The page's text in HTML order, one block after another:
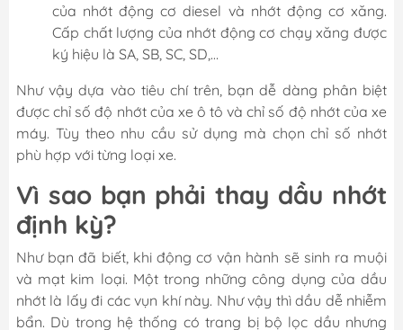
của nhớt động cơ diesel và nhớt động cơ xăng.
Cấp chất lượng của nhớt động cơ chạy xăng được
ký hiệu là SA, SB, SC, SD,…
Như vậy dựa vào tiêu chí trên, bạn dễ dàng phân biệt
được chỉ số độ nhớt của xe ô tô và chỉ số độ nhớt của xe
máy. Tùy theo nhu cầu sử dụng mà chọn chỉ số nhớt
phù hợp với từng loại xe.
Vì sao bạn phải thay dầu nhớt
định kỳ?
Như bạn đã biết, khi động cơ vận hành sẽ sinh ra muội
và mạt kim loại. Một trong những công dụng của dầu
nhớt là lấy đi các vụn khí này. Như vậy thì dầu dễ nhiễm
bẩn. Dù trong hệ thống có trang bị bộ lọc dầu nhưng